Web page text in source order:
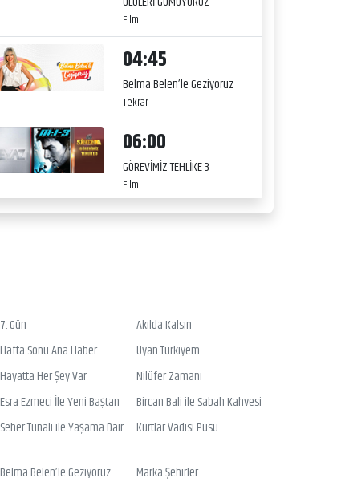
Film
04:45
Belma Belen’le Geziyoruz
Tekrar
06:00
GÖREVİMİZ TEHLİKE 3
Film
7. Gün
Akılda Kalsın
Hafta Sonu Ana Haber
Uyan Türkiyem
Hayatta Her Şey Var
Nilüfer Zamanı
Esra Ezmeci İle Yeni Baştan
Bircan Bali ile Sabah Kahvesi
Seher Tunalı ile Yaşama Dair Kurtlar Vadisi Pusu
Belma Belen’le Geziyoruz
Marka Şehirler